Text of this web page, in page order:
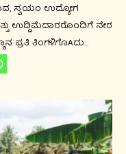
ಸ್ವಯಂ ಉದ್ಯೋಗ
ಉದ್ದಿಮೆದಾರರೊಂದಿಗೆ ನೇರ
ಪ್ರತಿ ತಿಂಗಳಿಗೊAದು…